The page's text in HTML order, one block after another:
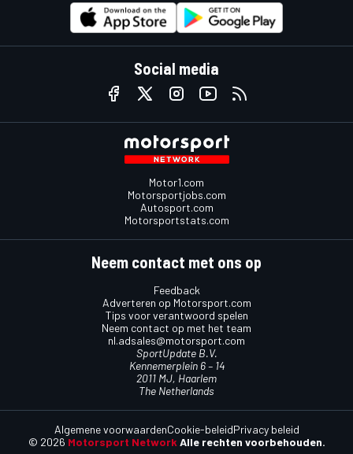
Social media
Motor1.com
Motorsportjobs.com
Autosport.com
Motorsportstats.com
Neem contact met ons op
Feedback
Adverteren op Motorsport.com
Tips voor verantwoord spelen
Neem contact op met het team
nl.adsales@motorsport.com
SportUpdate B.V.
Kennemerplein 6 – 14
2011 MJ, Haarlem
The Netherlands
© 2026 Motorsport Network Alle rechten voorbehouden.
Algemene voorwaardenCookie-beleidPrivacy beleid